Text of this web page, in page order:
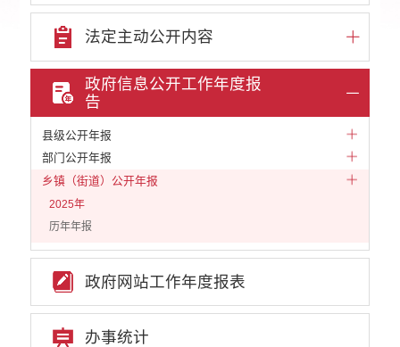
法定主动公开内容
政府信息公开工作年度报
告
县级公开年报
部门公开年报
乡镇（街道）公开年报
2025年
历年年报
政府网站工作年度报表
办事统计